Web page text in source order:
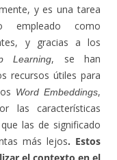
y es una tarea
como
y gracias a los
Learning, se han
recursos útiles para
Word Embeddings,
las características
las de significado
más lejos. Estos